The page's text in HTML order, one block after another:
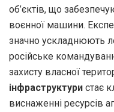
об’єктів, що
воєнної машини.
значно ускладнюють
російське
захисту власної
інфраструктури стає
виснаженні ресурсів